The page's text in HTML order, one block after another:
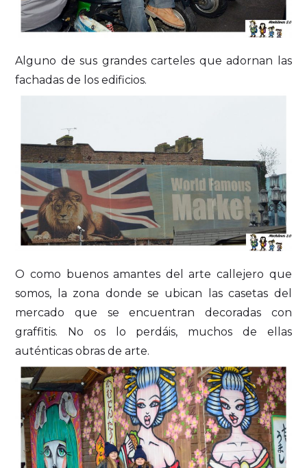
Alguno de sus grandes carteles que adornan las
fachadas de los edificios.
O como buenos amantes del arte callejero que
somos, la zona donde se ubican las casetas del
mercado que se encuentran decoradas con
graffitis. No os lo perdáis, muchos de ellas
auténticas obras de arte.